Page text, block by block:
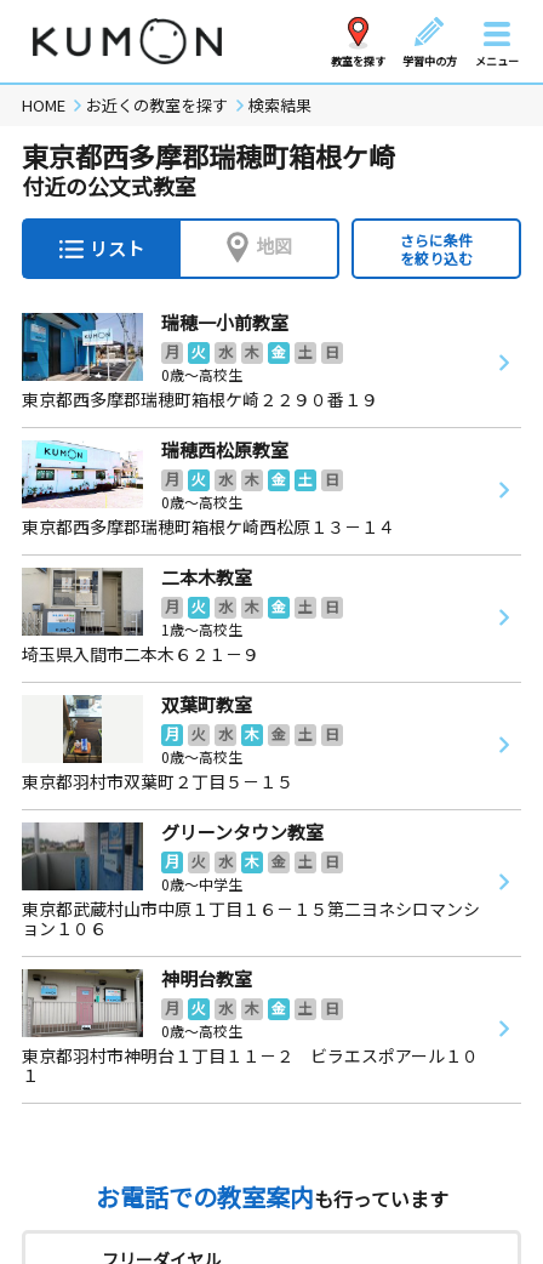
教室を探す 学習中の方 メニュー
HOME お近くの教室を探す 検索結果
東京都西多摩郡瑞穂町箱根ケ崎
付近の公文式教室
リスト 地図
さらに条件
を絞り込む
瑞穂一小前教室
月 火 水 木 金 土
日
0歳～高校生
東京都西多摩郡瑞穂町箱根ケ崎２２９０番１９
瑞穂西松原教室
月 火 水 木 金 土
日
0歳～高校生
東京都西多摩郡瑞穂町箱根ケ崎西松原１３－１４
二本木教室
月 火 水 木 金 土
日
1歳～高校生
埼玉県入間市二本木６２１－９
双葉町教室
月 火 水 木 金 土
日
0歳～高校生
東京都羽村市双葉町２丁目５－１５
グリーンタウン教室
月 火 水 木 金 土
日
0歳～中学生
東京都武蔵村山市中原１丁目１６－１５第二ヨネシロマンシ
ョン１０６
神明台教室
月 火 水 木 金 土
日
0歳～高校生
東京都羽村市神明台１丁目１１－２ ビラエスポアール１０
１
お電話での教室案内も行っています
フリーダイヤル